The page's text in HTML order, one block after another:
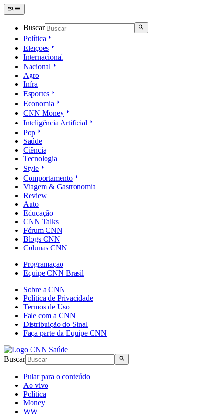
Buscar
Política
Eleições
Internacional
Nacional
Agro
Infra
Esportes
Economia
CNN Money
Inteligência Artificial
Pop
Saúde
Ciência
Tecnologia
Style
Comportamento
Viagem & Gastronomia
Review
Auto
Educação
CNN Talks
Fórum CNN
Blogs CNN
Colunas CNN
Programação
Equipe CNN Brasil
Sobre a CNN
Política de Privacidade
Termos de Uso
Fale com a CNN
Distribuição do Sinal
Faça parte da Equipe CNN
Buscar
Pular para o conteúdo
Ao vivo
Política
Money
WW